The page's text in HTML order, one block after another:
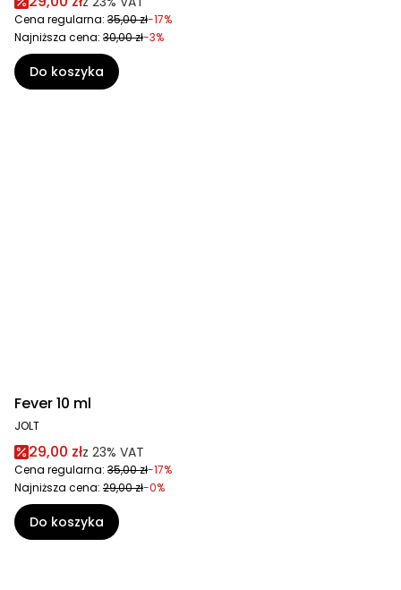
Cena regularna: 35,00 zł-17%
Najniższa cena: 30,00 zł-3%
Do koszyka
Fever 10 ml
JOLT
29,00 złz 23% VAT
Cena regularna: 35,00 zł-17%
Najniższa cena: 29,00 zł-0%
Do koszyka